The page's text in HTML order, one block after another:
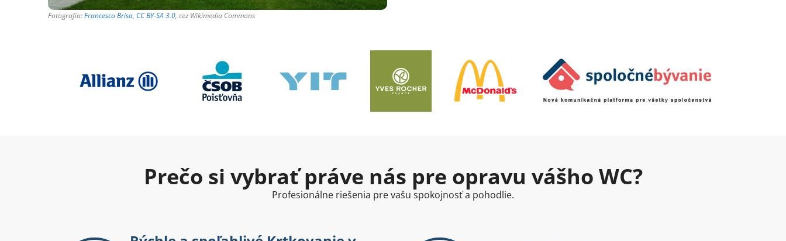
Fotografia:Francesco Brisa, CC BY-SA 3.0, cez Wikimedia Commons
Prečo si vybrať práve nás pre opravu vášho WC?
Profesionálne riešenia pre vašu spokojnosť a pohodlie.